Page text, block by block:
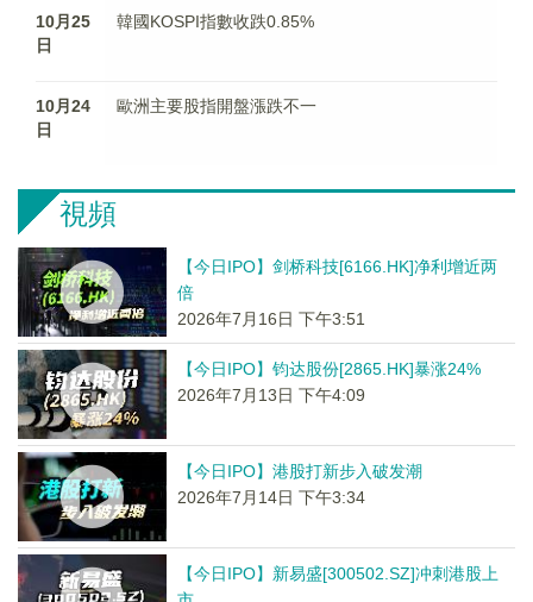
10月25
日
韓國KOSPI指數收跌0.85%
10月24
日
歐洲主要股指開盤漲跌不一
視頻
【今日IPO】剑桥科技[6166.HK]净利增近两
倍
2026年7月16日 下午3:51
【今日IPO】钧达股份[2865.HK]暴涨24%
2026年7月13日 下午4:09
【今日IPO】港股打新步入破发潮
2026年7月14日 下午3:34
【今日IPO】新易盛[300502.SZ]冲刺港股上